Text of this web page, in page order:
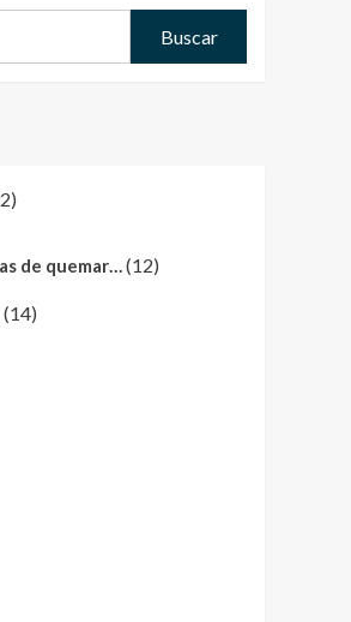
de quemar…(12)
(14)